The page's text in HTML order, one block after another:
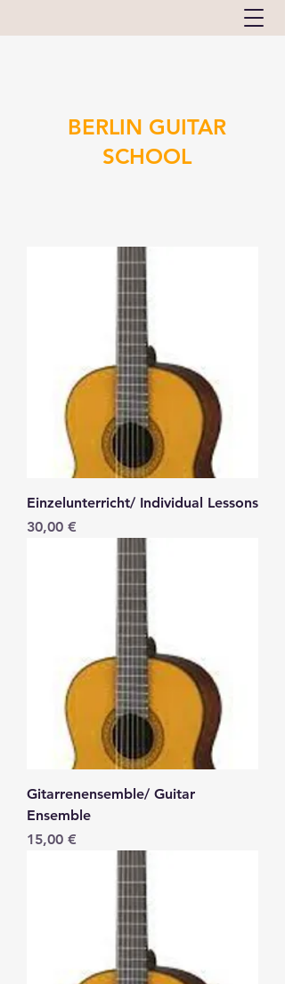
BERLIN GUITAR
SCHOOL
Einzelunterricht/ Individual Lessons
Precio
30,00 €
Gitarrenensemble/ Guitar
Ensemble
Precio
15,00 €